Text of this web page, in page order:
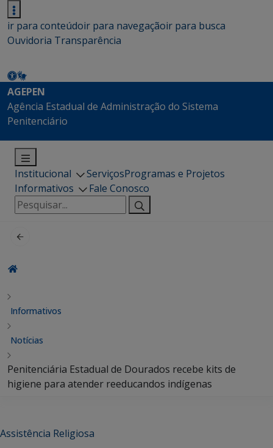
ir para conteúdoir para navegaçãoir para busca
Ouvidoria Transparência
AGEPEN
Agência Estadual de Administração do Sistema
Penitenciário
Institucional ServiçosProgramas e Projetos
Informativos
Fale Conosco
Pesquisar
por:
Informativos
Notícias
Penitenciária Estadual de Dourados recebe kits de
higiene para atender reeducandos indígenas
Assistência Religiosa